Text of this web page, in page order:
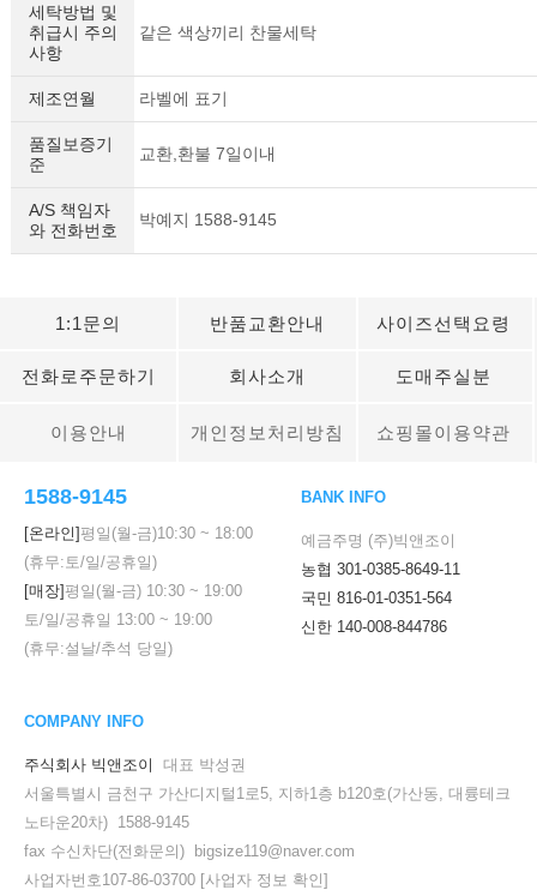
세탁방법 및
취급시 주의
사항
같은 색상끼리 찬물세탁
제조연월 라벨에 표기
품질보증기
준
교환,환불 7일이내
A/S 책임자
와 전화번호
박예지 1588-9145
1:1문의 반품교환안내 사이즈선택요령
전화로주문하기 회사소개 도매주실분
이용안내 개인정보처리방침 쇼핑몰이용약관
1588-9145
[온라인]평일(월-금)10:30 ~ 18:00
(휴무:토/일/공휴일)
[매장]평일(월-금) 10:30 ~ 19:00
토/일/공휴일 13:00 ~ 19:00
(휴무:설날/추석 당일)
BANK INFO
예금주명 (주)빅앤조이
농협 301-0385-8649-11
국민 816-01-0351-564
신한 140-008-844786
COMPANY INFO
주식회사 빅앤조이
대표 박성권
서울특별시 금천구 가산디지털1로5, 지하1층 b120호(가산동, 대륭테크
노타운20차) 1588-9145
fax 수신차단(전화문의) bigsize119@naver.com
사업자번호107-86-03700 [사업자 정보 확인]